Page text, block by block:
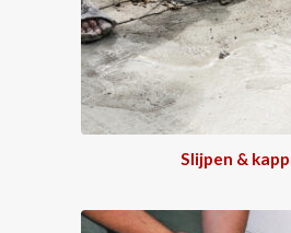
Slijpen &